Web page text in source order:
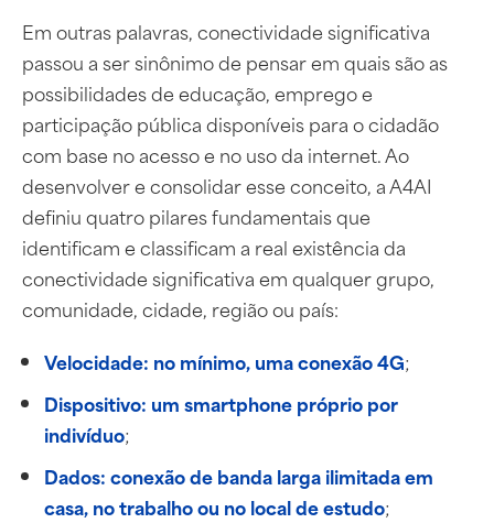
Em outras palavras, conectividade significativa
passou a ser sinônimo de pensar em quais são as
possibilidades de educação, emprego e
participação pública disponíveis para o cidadão
com base no acesso e no uso da internet. Ao
desenvolver e consolidar esse conceito, a A4AI
definiu quatro pilares fundamentais que
identificam e classificam a real existência da
conectividade significativa em qualquer grupo,
comunidade, cidade, região ou país:
Velocidade: no mínimo, uma conexão 4G;
Dispositivo: um smartphone próprio por
indivíduo;
Dados: conexão de banda larga ilimitada em
casa, no trabalho ou no local de estudo;